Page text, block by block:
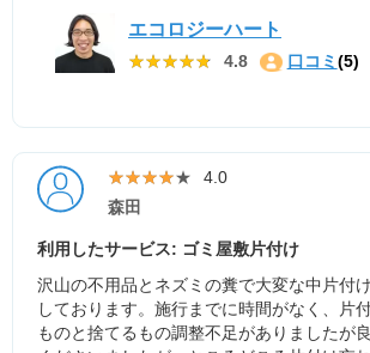
エコロジーハート
★★★★★
★★★★★ 4.8 口コミ (5)
★★★★★
★★★★★ 4.0
森田
利用したサービス: ゴミ屋敷片付け
沢山の不用品とネズミの糞で大変な中片付
しております。施行までに時間がなく、片
ものと捨てるもの調整不足がありましたが